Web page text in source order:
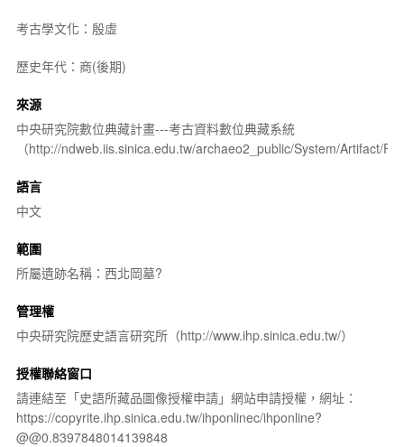
考古學文化：殷虛
歷史年代：商(後期)
來源
中央研究院數位典藏計畫---考古資料數位典藏系統
（http://ndweb.iis.sinica.edu.tw/archaeo2_public/System/Artifact/
語言
中文
範圍
所屬遺跡名稱：西北岡墓?
管理權
中央研究院歷史語言研究所（http://www.ihp.sinica.edu.tw/）
授權聯絡窗口
請連結至「史語所藏品圖像授權申請」網站申請授權，網址：
https://copyrite.ihp.sinica.edu.tw/ihponlinec/ihponline?
@@0.8397848014139848